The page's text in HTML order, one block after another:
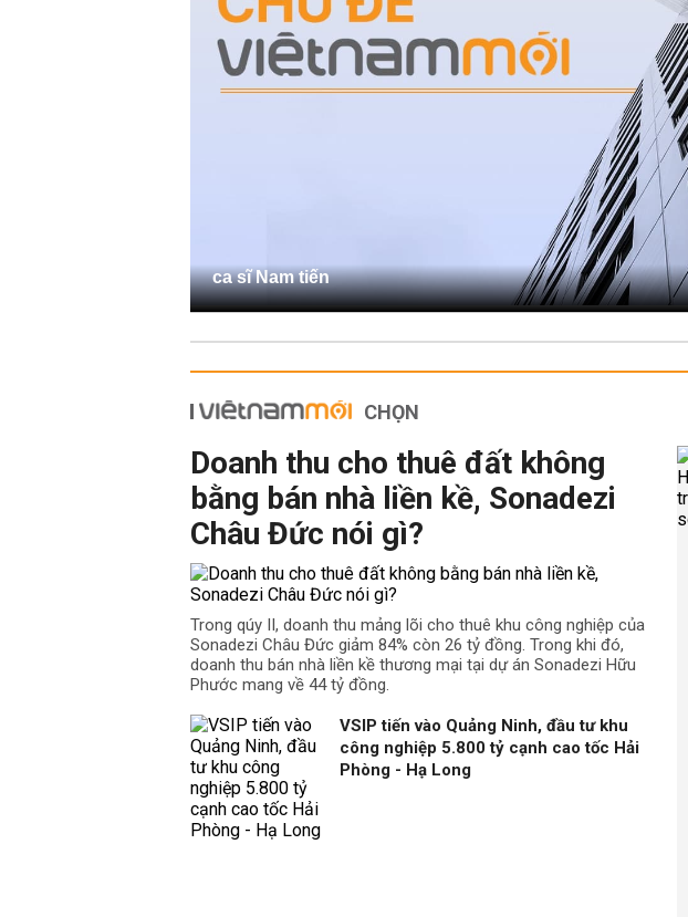
ca sĩ Nam tiến
CHỌN
Doanh thu cho thuê đất không
bằng bán nhà liền kề, Sonadezi
Châu Đức nói gì?
Trong qúy II, doanh thu mảng lõi cho thuê khu công nghiệp của
Sonadezi Châu Đức giảm 84% còn 26 tỷ đồng. Trong khi đó,
doanh thu bán nhà liền kề thương mại tại dự án Sonadezi Hữu
Phước mang về 44 tỷ đồng.
VSIP tiến vào Quảng Ninh, đầu tư khu
công nghiệp 5.800 tỷ cạnh cao tốc Hải
Phòng - Hạ Long